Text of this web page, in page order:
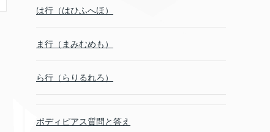
は行（はひふへほ）
ま行（まみむめも）
ら行（らりるれろ）
ボディピアス質問と答え